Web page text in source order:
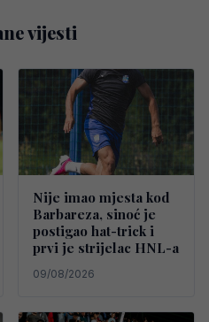
vijesti
Nije imao mjesta kod
Barbareza, sinoć je
postigao hat-trick i
prvi je strijelac HNL-a
09/08/2026